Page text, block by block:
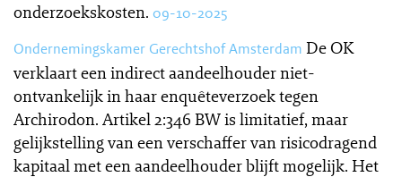
onderzoekskosten. 09-10-2025
Ondernemingskamer Gerechtshof Amsterdam De OK
verklaart een indirect aandeelhouder niet-
ontvankelijk in haar enquêteverzoek tegen
Archirodon. Artikel 2:346 BW is limitatief, maar
gelijkstelling van een verschaffer van risicodragend
kapitaal met een aandeelhouder blijft mogelijk. Het